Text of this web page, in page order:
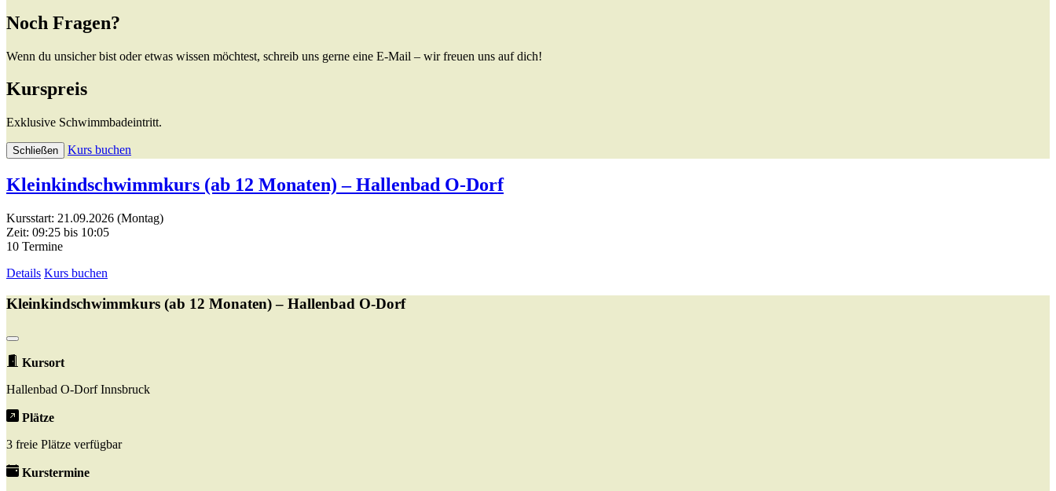
Noch Fragen?
Wenn du unsicher bist oder etwas wissen möchtest, schreib uns gerne eine E-Mail – wir freuen uns auf dich!
Kurspreis
Exklusive Schwimmbadeintritt.
Schließen Kurs buchen
Kleinkindschwimmkurs (ab 12 Monaten) – Hallenbad O-Dorf
Kursstart: 21.09.2026 (Montag)
Zeit: 09:25 bis 10:05
10 Termine
Details Kurs buchen
Kleinkindschwimmkurs (ab 12 Monaten) – Hallenbad O-Dorf
Kursort
Hallenbad O-Dorf Innsbruck
Plätze
3 freie Plätze verfügbar
Kurstermine